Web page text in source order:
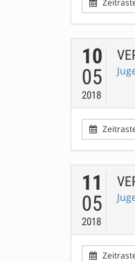
10
05
2018
11
05
2018